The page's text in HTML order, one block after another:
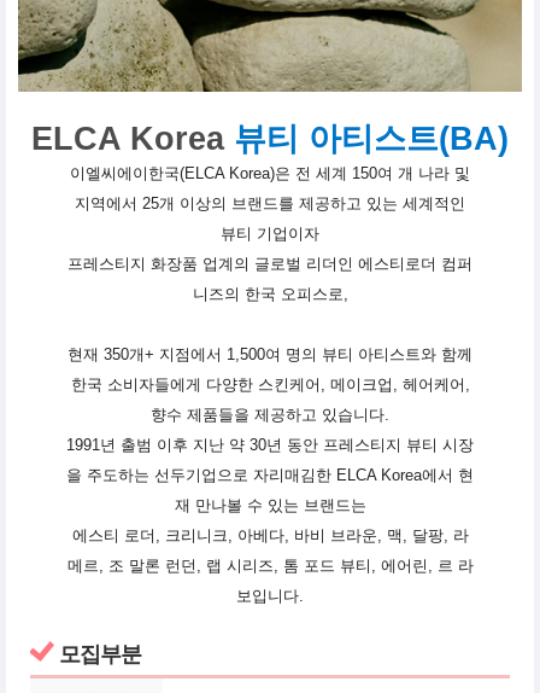
ELCA Korea 뷰티 아티스트(BA)
이엘씨에이한국(ELCA Korea)은 전 세계 150여 개 나라 및
지역에서 25개 이상의 브랜드를 제공하고 있는 세계적인
뷰티 기업이자
프레스티지 화장품 업계의 글로벌 리더인 에스티로더 컴퍼
니즈의 한국 오피스로,
현재 350개+ 지점에서 1,500여 명의 뷰티 아티스트와 함께
한국 소비자들에게 다양한 스킨케어, 메이크업, 헤어케어,
향수 제품들을 제공하고 있습니다.
1991년 출범 이후 지난 약 30년 동안 프레스티지 뷰티 시장
을 주도하는 선두기업으로 자리매김한 ELCA Korea에서 현
재 만나볼 수 있는 브랜드는
에스티 로더, 크리니크, 아베다, 바비 브라운, 맥, 달팡, 라
메르, 조 말론 런던, 랩 시리즈, 톰 포드 뷰티, 에어린, 르 라
보입니다.
모집부분